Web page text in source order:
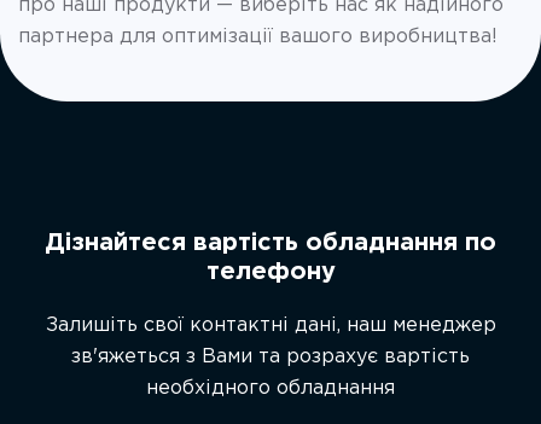
про наші продукти — виберіть нас як надійного
партнера для оптимізації вашого виробництва!
Дізнайтеся вартість обладнання по
телефону
Залишіть свої контактні дані, наш менеджер
зв'яжеться з Вами та розрахує вартість
необхідного обладнання